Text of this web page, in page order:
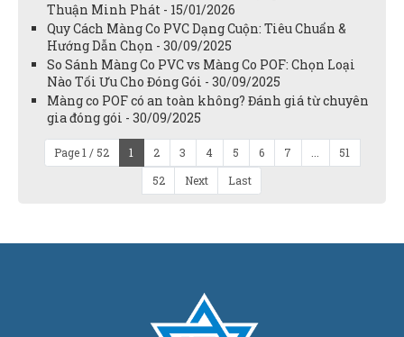
Thuận Minh Phát - 15/01/2026
Quy Cách Màng Co PVC Dạng Cuộn: Tiêu Chuẩn &
Hướng Dẫn Chọn - 30/09/2025
So Sánh Màng Co PVC vs Màng Co POF: Chọn Loại
Nào Tối Ưu Cho Đóng Gói - 30/09/2025
Màng co POF có an toàn không? Đánh giá từ chuyên
gia đóng gói - 30/09/2025
Page 1 / 52 1 2 3 4 5 6 7
51
52
Next Last